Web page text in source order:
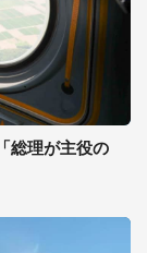
総理が主役の